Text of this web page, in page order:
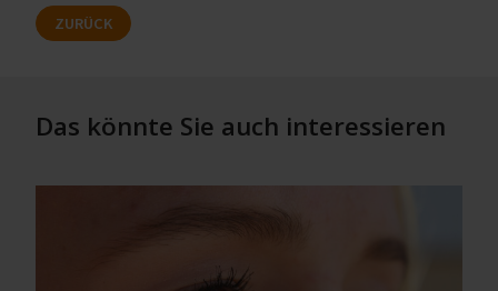
ZURÜCK
Das könnte Sie auch interessieren